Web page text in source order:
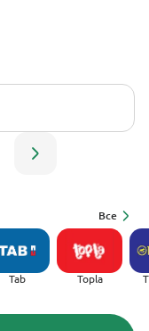
Все
Tab Topla